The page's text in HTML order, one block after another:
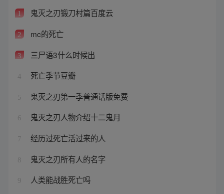
1 鬼灭之刃锻刀村篇百度云
2 mc的死亡
3 三尸语3什么时候出
4 死亡季节豆瓣
5 鬼灭之刃第一季普通话版免费
6 鬼灭之刃人物介绍十二鬼月
7 经历过死亡活过来的人
8 鬼灭之刃所有人的名字
9 人类能战胜死亡吗